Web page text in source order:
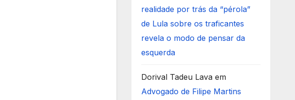
realidade por trás da “pérola”
de Lula sobre os traficantes
revela o modo de pensar da
esquerda
Dorival Tadeu Lavaem
Advogado de Filipe Martins